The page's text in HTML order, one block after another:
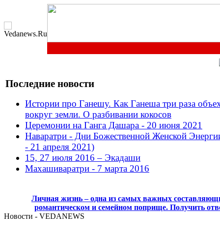
Последние новости
Истории про Ганешу. Как Ганеша три раза
вокруг земли. О разбивании кокосов
Церемонии на Ганга Дашара - 20 июня 2021
Наваратри - Дни Божественной Женской
- 21 апреля 2021)
15, 27 июля 2016 – Экадаши
Махашиваратри - 7 марта 2016
Личная жизнь – одна из самых важных
романтическом и семейном поприще. Получить
Новости - VEDANEWS